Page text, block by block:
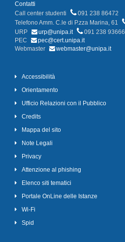
Contatti
Call center studenti
091 238 86472
Telefono Amm. C.le di P.zza Marina, 61
URP
urp@unipa.it
091 238 93666
PEC
pec@cert.unipa.it
Webmaster
webmaster@unipa.it
Accessibilità
Orientamento
Ufficio Relazioni con il Pubblico
Credits
Mappa del sito
Note Legali
Privacy
Attenzione al phishing
Elenco siti tematici
Portale OnLine delle Istanze
Wi-Fi
Spid